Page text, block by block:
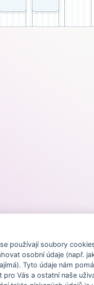
používají soubory
osobní údaje (např.
Tyto údaje nám
Vás a ostatní naše